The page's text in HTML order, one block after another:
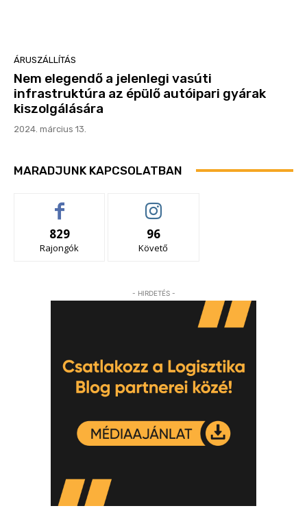
ÁRUSZÁLLÍTÁS
Nem elegendő a jelenlegi vasúti
infrastruktúra az épülő autóipari gyárak
kiszolgálására
2024. március 13.
MARADJUNK KAPCSOLATBAN
829
Rajongók
96
Követő
- HIRDETÉS -